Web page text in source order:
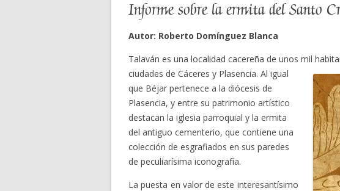
Informe sobre la ermita del Santo
Autor: Roberto Domínguez Blanca
Talaván es una localidad cacereña de unos mil
ciudades de Cáceres y Plasencia. Al igual
que Béjar pertenece a la diócesis de
Plasencia, y entre su patrimonio artístico
destacan la iglesia parroquial y la ermita
del antiguo cementerio, que contiene una
colección de esgrafiados en sus paredes
de peculiarísima iconografía.
La puesta en valor de este interesantísimo